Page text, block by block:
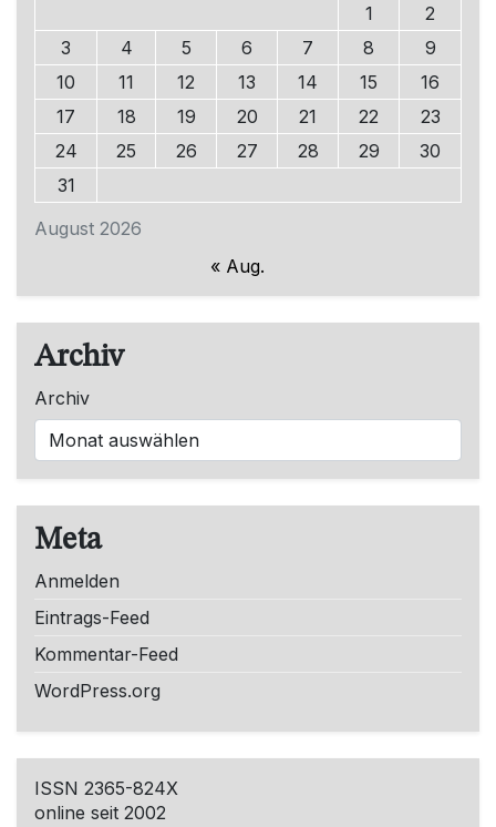
August 2026
1
2
3
4 5 6 7 8
9
10
11 12 13 14 15
16
17
18 19 20 21 22
23
24
25 26 27 28 29
30
31
« Aug.
Archiv
Archiv
Meta
Anmelden
Eintrags-Feed
Kommentar-Feed
WordPress.org
ISSN 2365-824X
online seit 2002